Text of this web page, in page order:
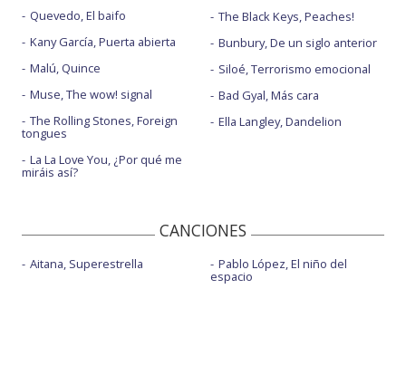
Quevedo, El baifo
Kany García, Puerta abierta
Malú, Quince
Muse, The wow! signal
The Rolling Stones, Foreign
tongues
La La Love You, ¿Por qué me
miráis así?
The Black Keys, Peaches!
Bunbury, De un siglo anterior
Siloé, Terrorismo emocional
Bad Gyal, Más cara
Ella Langley, Dandelion
CANCIONES
Aitana, Superestrella Pablo López, El niño del
espacio